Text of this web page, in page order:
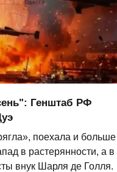
Генштаб РФ
поехала и больше
в растерянности, а в
внук Шарля де Голля.